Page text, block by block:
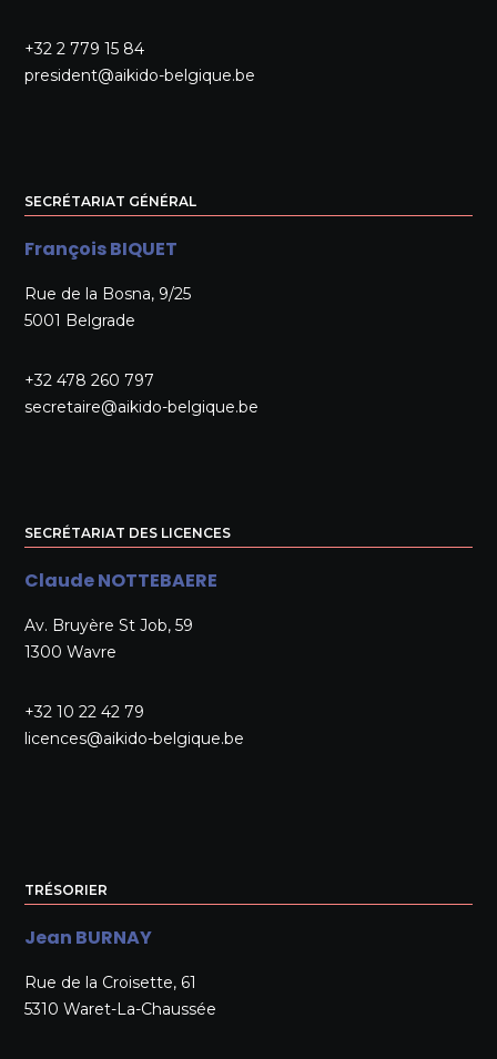
+32 2 779 15 84
president@aikido-belgique.be
SECRÉTARIAT GÉNÉRAL
François BIQUET
Rue de la Bosna, 9/25
5001 Belgrade
+32 478 260 797
secretaire@aikido-belgique.be
SECRÉTARIAT DES LICENCES
Claude NOTTEBAERE
Av. Bruyère St Job, 59
1300 Wavre
+32 10 22 42 79
licences@aikido-belgique.be
TRÉSORIER
Jean BURNAY
Rue de la Croisette, 61
5310 Waret-La-Chaussée